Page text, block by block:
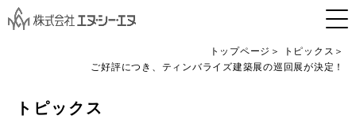
トップページ
トピックス
ご好評につき、ティンバライズ建築展の巡回展が決定！
トピックス